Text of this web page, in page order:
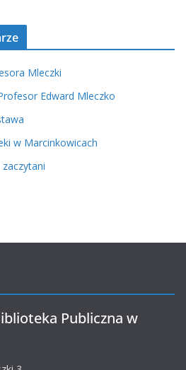
Mleczki
Edward Mleczko
w Marcinkowicach
Publiczna w